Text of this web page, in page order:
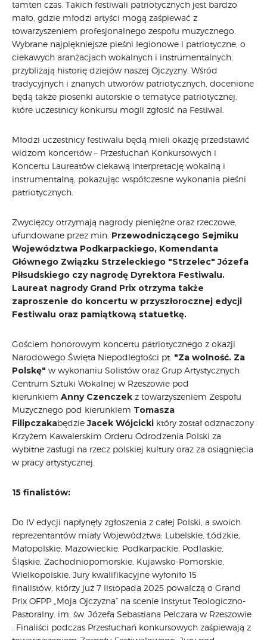
tamten czas. Takich festiwali patriotycznych jest bardzo
mało, gdzie młodzi artyści mogą zaśpiewać z
towarzyszeniem profesjonalnego zespołu muzycznego.
Wybrane najpiękniejsze pieśni legionowe i patriotyczne, o
ciekawych aranżacjach wokalnych i instrumentalnych,
przybliżają historię dziejów naszej Ojczyzny. Wśród
tradycyjnych i znanych utworów patriotycznych, docenione
będą także piosenki autorskie o tematyce patriotycznej,
które uczestnicy konkursu mogli zgłosić na Festiwal.
Młodzi uczestnicy festiwalu będą mieli okazję przedstawić
widzom koncertów – Przesłuchań Konkursowych i
Koncertu Laureatów ciekawą interpretację wokalną i
instrumentalną, pokazując współczesne wykonania pieśni
patriotycznych.
Zwycięzcy otrzymają nagrody pieniężne oraz rzeczowe,
ufundowane przez min. Przewodniczącego Sejmiku
Województwa Podkarpackiego, Komendanta
Głównego Związku Strzeleckiego "Strzelec" Józefa
Piłsudskiego czy nagrodę Dyrektora Festiwalu.
Laureat nagrody Grand Prix otrzyma także
zaproszenie do koncertu w przyszłorocznej edycji
Festiwalu oraz pamiątkową statuetkę.
Gościem honorowym koncertu patriotycznego z okazji
Narodowego Święta Niepodległości pt. "Za wolność. Za
Polskę" w wykonaniu Solistów oraz Grup Artystycznych
Centrum Sztuki Wokalnej w Rzeszowie pod
kierunkiem Anny Czenczek z towarzyszeniem Zespołu
Muzycznego pod kierunkiem Tomasza
FilipczakabędzieJacek Wójcicki który został odznaczony
Krzyżem Kawalerskim Orderu Odrodzenia Polski za
wybitne zasługi na rzecz polskiej kultury oraz za osiągnięcia
w pracy artystycznej.
15 finalistów:
Do IV edycji napłynęły zgłoszenia z całej Polski, a swoich
reprezentantów miały Województwa: Lubelskie, Łódzkie,
Małopolskie, Mazowieckie, Podkarpackie, Podlaskie,
Śląskie, Zachodniopomorskie, Kujawsko-Pomorskie,
Wielkopolskie. Jury kwalifikacyjne wyłoniło 15
finalistów, którzy już 7 listopada 2025 powalczą o Grand
Prix OFPP „Moja Ojczyzna” na scenie Instytut Teologiczno-
Pastoralny. im. św. Józefa Sebastiana Pelczara w Rzeszowie
. Finaliści podczas Przesłuchań konkursowych zaśpiewają z